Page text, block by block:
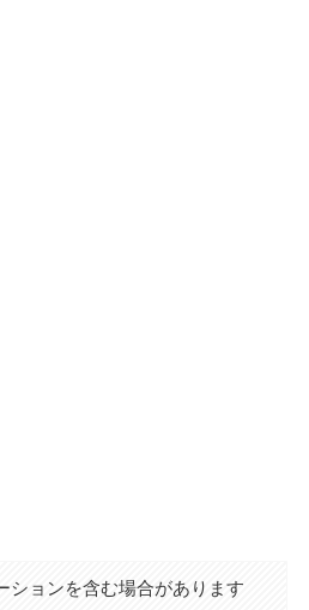
ションを含む場合があります